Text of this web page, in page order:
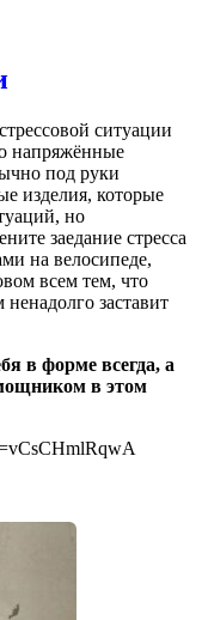
ситуации
напряжённые
под руки
изделия, которые
но
заедание стресса
на велосипеде,
всем тем, что
заставит
в форме всегда, а
в этом